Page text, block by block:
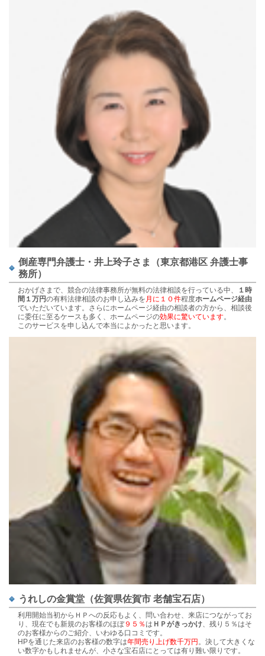
倒産専門弁護士・井上玲子さま（東京都港区 弁護士事
務所）
おかげさまで、競合の法律事務所が無料の法律相談を行っている中、
１時
間１万円の有料法律相談のお申し込みを 月に１０件程度ホームページ経由
でいただいています。さらにホームページ経由の相談者の方から、相談後
に委任に至るケースも多く、ホームページの効果に驚いています。
このサービスを申し込んで本当によかったと思います。
うれしの金賞堂（佐賀県佐賀市 老舗宝石店）
利用開始当初からＨＰへの反応もよく、問い合わせ、来店につながってお
り、現在でも新規のお客様のほぼ９５％は ＨＰがきっかけ 、残り５％はそ
のお客様からのご紹介、いわゆる口コミです。
HPを通じた来店のお客様の数字は年間売り上げ数千万円 。決して大きくな
い数字かもしれませんが、小さな宝石店にとっては有り難い限りです。